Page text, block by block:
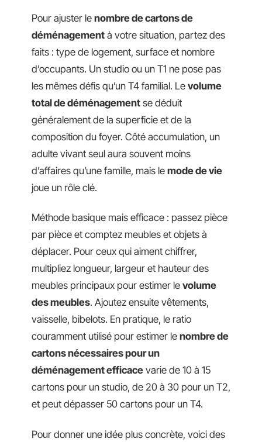
Pour ajuster le nombre de cartons de
déménagement à votre situation, partez des
faits : type de logement, surface et nombre
d’occupants. Un studio ou un T1 ne pose pas
les mêmes défis qu’un T4 familial. Le volume
total de déménagement se déduit
généralement de la superficie et de la
composition du foyer. Côté accumulation, un
adulte vivant seul aura souvent moins
d’affaires qu’une famille, mais le mode de vie
joue un rôle clé.
Méthode basique mais efficace : passez pièce
par pièce et comptez meubles et objets à
déplacer. Pour ceux qui aiment chiffrer,
multipliez longueur, largeur et hauteur des
meubles principaux pour estimer le volume
des meubles. Ajoutez ensuite vêtements,
vaisselle, bibelots. En pratique, le ratio
couramment utilisé pour estimer le nombre de
cartons nécessaires pour un
déménagement efficace varie de 10 à 15
cartons pour un studio, de 20 à 30 pour un T2,
et peut dépasser 50 cartons pour un T4.
Pour donner une idée plus concrète, voici des